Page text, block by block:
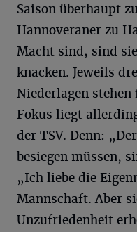
Saison überhaupt
Hannoveraner zu
Macht sind, sind
knacken. Jeweils
Niederlagen stehen
Fokus liegt
der TSV. Denn:
besiegen müssen,
„Ich liebe die
Mannschaft. Aber
Unzufriedenheit